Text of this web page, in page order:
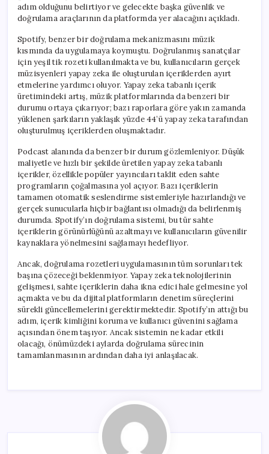
adım olduğunu belirtiyor ve gelecekte başka güvenlik ve
doğrulama araçlarının da platformda yer alacağını açıkladı.
Spotify, benzer bir doğrulama mekanizmasını müzik
kısmında da uygulamaya koymuştu. Doğrulanmış sanatçılar
için yeşil tik rozeti kullanılmakta ve bu, kullanıcıların gerçek
müzisyenleri yapay zeka ile oluşturulan içeriklerden ayırt
etmelerine yardımcı oluyor. Yapay zeka tabanlı içerik
üretimindeki artış, müzik platformlarında da benzeri bir
durumu ortaya çıkarıyor; bazı raporlara göre yakın zamanda
yüklenen şarkıların yaklaşık yüzde 44’ü yapay zeka tarafından
oluşturulmuş içeriklerden oluşmaktadır.
Podcast alanında da benzer bir durum gözlemleniyor. Düşük
maliyetle ve hızlı bir şekilde üretilen yapay zeka tabanlı
içerikler, özellikle popüler yayıncıları taklit eden sahte
programların çoğalmasına yol açıyor. Bazı içeriklerin
tamamen otomatik seslendirme sistemleriyle hazırlandığı ve
gerçek sunucularla hiçbir bağlantısı olmadığı da belirlenmiş
durumda. Spotify’ın doğrulama sistemi, bu tür sahte
içeriklerin görünürlüğünü azaltmayı ve kullanıcıların güvenilir
kaynaklara yönelmesini sağlamayı hedefliyor.
Ancak, doğrulama rozetleri uygulamasının tüm sorunları tek
başına çözeceği beklenmiyor. Yapay zeka teknolojilerinin
gelişmesi, sahte içeriklerin daha ikna edici hale gelmesine yol
açmakta ve bu da dijital platformların denetim süreçlerini
sürekli güncellemelerini gerektirmektedir. Spotify’ın attığı bu
adım, içerik kimliğini koruma ve kullanıcı güvenini sağlama
açısından önem taşıyor. Ancak sistemin ne kadar etkili
olacağı, önümüzdeki aylarda doğrulama sürecinin
tamamlanmasının ardından daha iyi anlaşılacak.